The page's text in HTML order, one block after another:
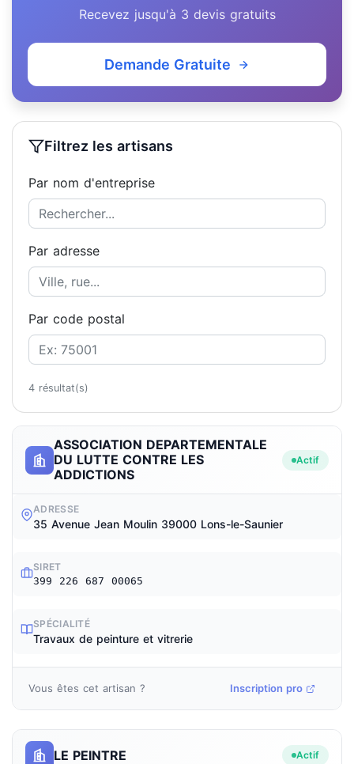
ASSOCIATION DEPARTEMENTALE
DU LUTTE CONTRE LES
ADDICTIONS
Actif
ADRESSE
35 Avenue Jean Moulin 39000 Lons-le-Saunier
SIRET
399 226 687 00065
SPÉCIALITÉ
Travaux de peinture et vitrerie
Vous êtes cet artisan ? Inscription pro
LE PEINTRE Actif
Recevez jusqu'à 3 devis gratuits
Demande Gratuite
Filtrez les artisans
Par nom d'entreprise
Par adresse
Par code postal
4 résultat(s)